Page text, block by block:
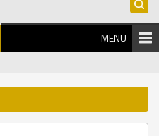
MENU